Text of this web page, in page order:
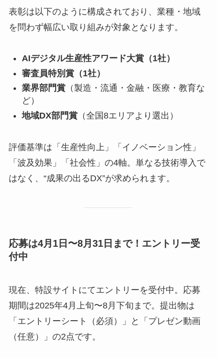
表彰は以下のように構成されており、業種・地域
を問わず幅広い取り組みが対象となります。
AIデジタル生産性アワード大賞（1社）
審査員特別賞（1社）
業界部門賞（製造・流通・金融・医療・教育な
ど）
地域DX部門賞（全国8エリアより選出）​
評価基準は「生産性向上」「イノベーション性」
「波及効果」「社会性」の4軸。単なる技術導入で
はなく、“成果の出るDX”が求められます。
応募は4月1日〜8月31日まで！エントリー受
付中
現在、特設サイトにてエントリーを受付中。応募
期間は2025年4月上旬〜8月下旬まで。提出物は
「エントリーシート（必須）」と「プレゼン動画
（任意）」の2点です。